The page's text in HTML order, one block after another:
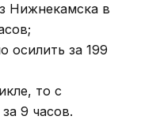
Нижнекамска в
осилить за 199
то с
9 часов.